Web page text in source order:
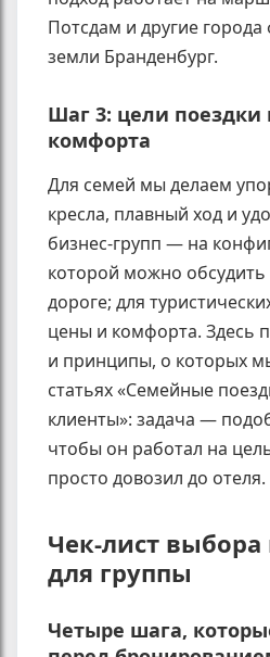
Потсдам и другие
земли Бранденбург.
Шаг 3: цели поездки
комфорта
Для семей мы делаем
кресла, плавный ход и
бизнес-групп — на
которой можно обсудить
дороге; для
цены и комфорта. Здесь
и принципы, о которых
статьях «Семейные
клиенты»: задача —
чтобы он работал на
просто довозил до отеля.
Чек-лист
для группы
Четыре шага,